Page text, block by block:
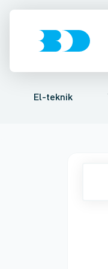
El-teknik
Afbrydere,
Tavler, kapsling
Afgangsbox for